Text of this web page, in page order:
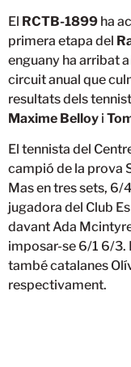
El RCTB-1899 ha
primera etapa del
enguany ha arribat
circuit anual que
resultats dels
Maxime Belloy i
El tennista del
campió de la prova
Mas en tres sets, 6/
jugadora del Club
davant Ada
imposar-se 6/1 6/3.
també catalanes
respectivament.